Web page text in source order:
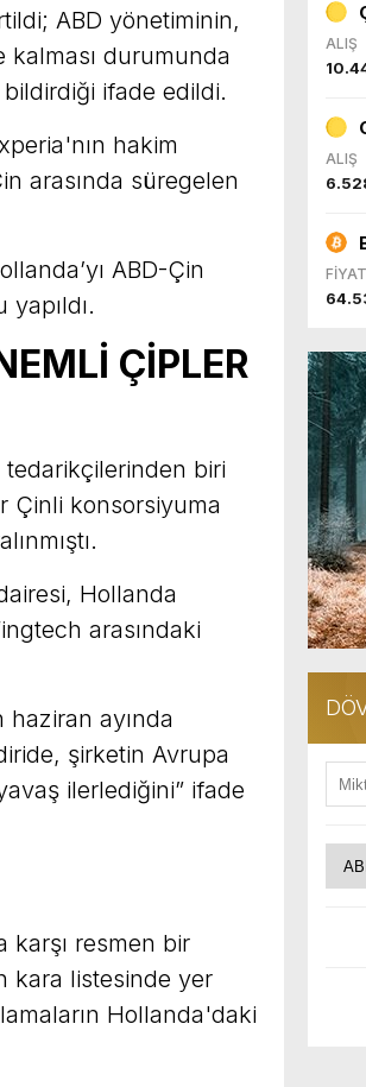
ABD yönetiminin,
kalması durumunda
bildirdiği ifade edildi.
hakim
arasında süregelen
ABD-Çin
yapıldı.
ÇİPLER
biri
Çinli konsorsiyuma
Hollanda
arasındaki
ayında
şirketin Avrupa
ilerlediğini” ifade
karşı resmen bir
kara listesinde yer
Hollanda'daki
ALIŞ
ALIŞ
FİYAT